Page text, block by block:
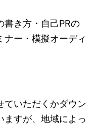
書き方・自己PRの
ー・模擬オーディ
ていただくかダウン
ますが、地域によっ